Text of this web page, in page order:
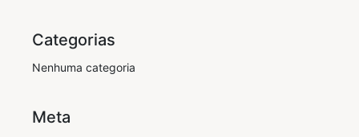
Categorias
Nenhuma categoria
Meta